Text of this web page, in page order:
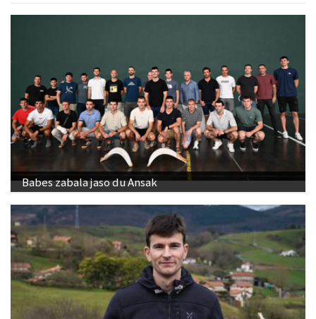
Babes zabala jaso du Ansak